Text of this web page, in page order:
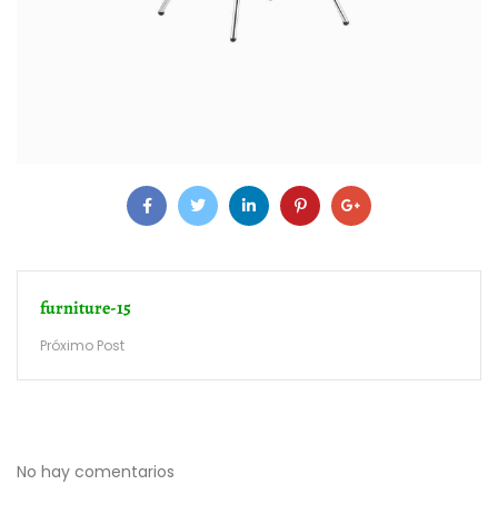
furniture-15
Próximo Post
No hay comentarios